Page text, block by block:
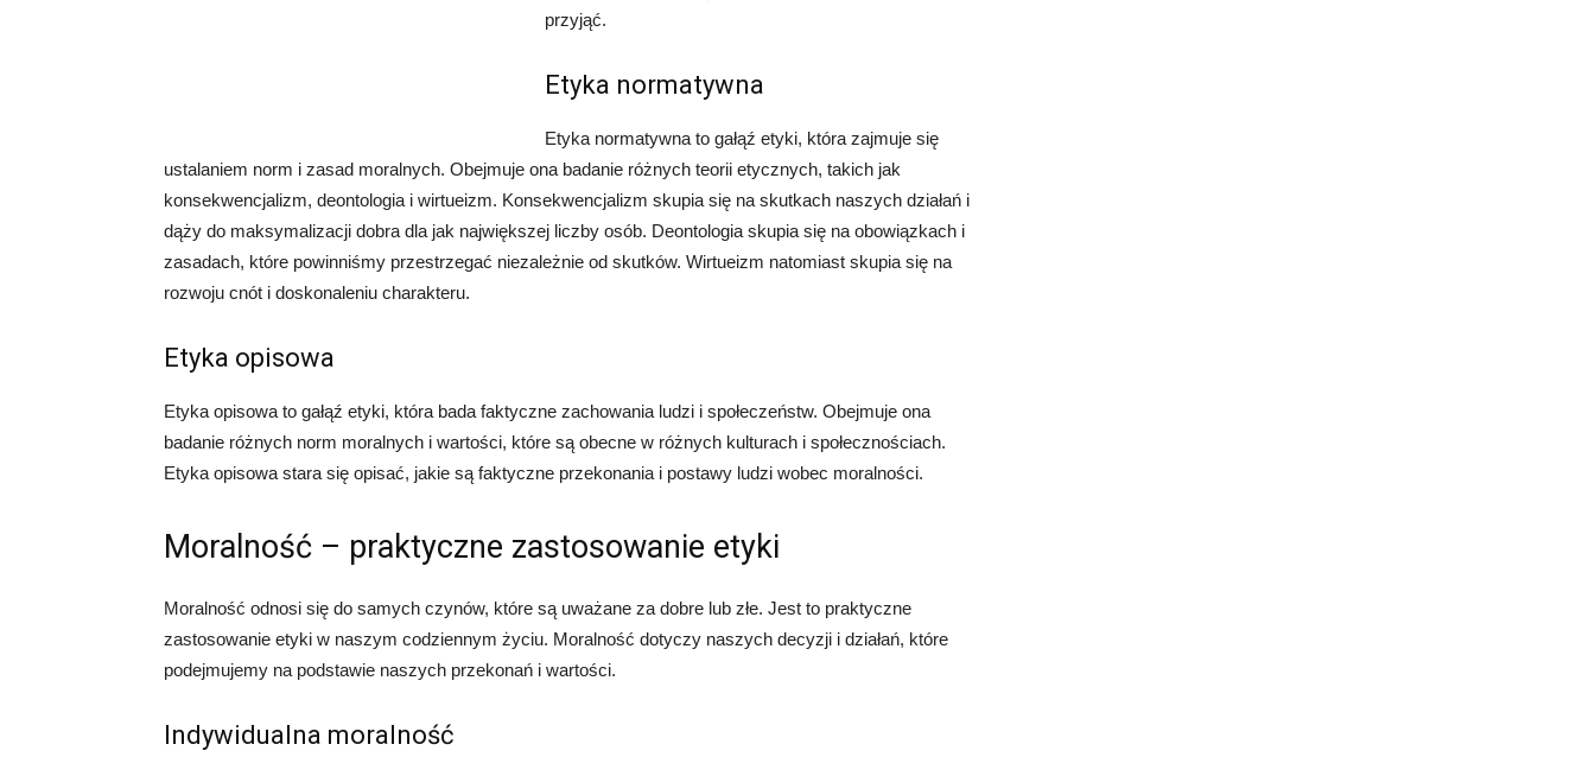
przyjąć.
Etyka normatywna
Etyka normatywna to gałąź etyki, która zajmuje się
ustalaniem norm i zasad moralnych. Obejmuje ona badanie różnych teorii etycznych, takich jak
konsekwencjalizm, deontologia i wirtueizm. Konsekwencjalizm skupia się na skutkach naszych działań i
dąży do maksymalizacji dobra dla jak największej liczby osób. Deontologia skupia się na obowiązkach i
zasadach, które powinniśmy przestrzegać niezależnie od skutków. Wirtueizm natomiast skupia się na
rozwoju cnót i doskonaleniu charakteru.
Etyka opisowa
Etyka opisowa to gałąź etyki, która bada faktyczne zachowania ludzi i społeczeństw. Obejmuje ona
badanie różnych norm moralnych i wartości, które są obecne w różnych kulturach i społecznościach.
Etyka opisowa stara się opisać, jakie są faktyczne przekonania i postawy ludzi wobec moralności.
Moralność – praktyczne zastosowanie etyki
Moralność odnosi się do samych czynów, które są uważane za dobre lub złe. Jest to praktyczne
zastosowanie etyki w naszym codziennym życiu. Moralność dotyczy naszych decyzji i działań, które
podejmujemy na podstawie naszych przekonań i wartości.
Indywidualna moralność